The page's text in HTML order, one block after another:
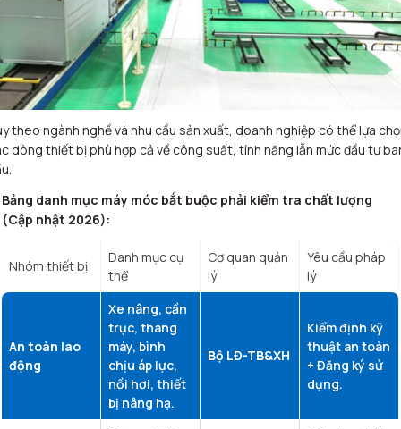
theo ngành nghề và nhu cầu sản xuất, doanh nghiệp có thể lựa
dòng thiết bị phù hợp cả về công suất, tính năng lẫn mức đầu tư
Bảng danh mục máy móc bắt buộc phải kiểm tra chất lượng
(Cập nhật 2026):
Nhóm thiết bị
Danh mục cụ
thể
Cơ quan quản
lý
Yêu cầu pháp
lý
An toàn lao
động
Xe nâng, cần
trục, thang
máy, bình
chịu áp lực,
nồi hơi, thiết
bị nâng hạ.
Bộ LĐ-TB&XH
Kiểm định kỹ
thuật an toàn
+ Đăng ký sử
dụng.